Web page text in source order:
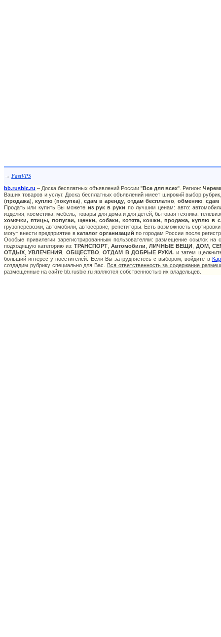
→ FastVPS
bb.rusbic.ru – Доска бесплатных объявлений России "Все для всех". Регион:
Ваших товаров и услуг. Доска бесплатных объявлений имеет широкий выбор
(продажа), куплю (покупка), сдам в аренду отдам бесплатно обменяю сдам
Продать или купить Вы можете из рук в руки по лучшим ценам: авто:
изделия, косметика, мебель, товары для дома и для детей, бытовая техника:
хомячки, птицы, попугаи, щенки, собаки, котята, кошки, продажа, куплю в
грузоперевозки, автомобили, автосервис, репетиторы. Есть возможность
могут внести предприятие в каталог организаций по городам России после
Особые привилегии зарегистрированным пользователям: размещение ссылок
подходящую категорию из:ТРАНСПОРТ ,Автомобили ,ЛИЧНЫЕ ВЕЩИ, ДОМ,
ОТДЫХ ,УВЛЕЧЕНИЯ ОБЩЕСТВО ,ОТДАМ В ДОБРЫЕ РУКИ. и затем
больший интерес у посетителей. Если Вы затрудняетесь с выбором, войдите в
создадим рубрику специально для Вас. Вся ответственность за содержание
размещенные на сайте bb.rusbic.ru являются собственностью их владельцев.